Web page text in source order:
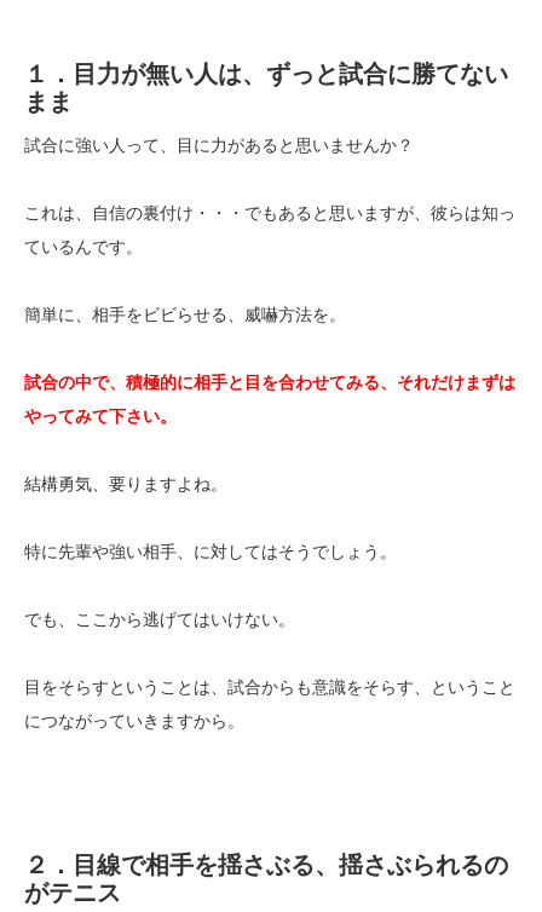
１．目力が無い人は、ずっと試合に勝てない
まま
試合に強い人って、目に力があると思いませんか？
これは、自信の裏付け・・・でもあると思いますが、彼らは知っ
ているんです。
簡単に、相手をビビらせる、威嚇方法を。
試合の中で、積極的に相手と目を合わせてみる、それだけまずは
やってみて下さい。
結構勇気、要りますよね。
特に先輩や強い相手、に対してはそうでしょう。
でも、ここから逃げてはいけない。
目をそらすということは、試合からも意識をそらす、ということ
につながっていきますから。
２．目線で相手を揺さぶる、揺さぶられるの
がテニス